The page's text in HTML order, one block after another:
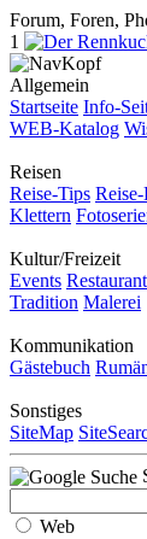
Forum, Foren,
1
Allgemein
Startseite Info-
WEB-Katalog
Reisen
Reise-Tips
Klettern
Kultur/Freizeit
Events
Tradition Malerei
Kommunikation
Gästebuch
Sonstiges
SiteMap
Web